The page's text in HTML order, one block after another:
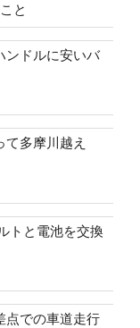
と
ンドルに安いバ
多摩川越え
トと電池を交換
点での車道走行